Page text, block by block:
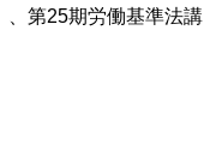
、第25期労働基準法講